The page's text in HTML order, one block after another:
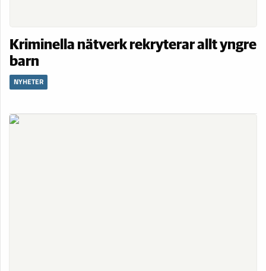
Kriminella nätverk rekryterar allt yngre
barn
NYHETER